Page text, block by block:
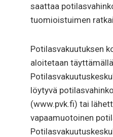
saattaa
tuomioistuimen
Potilasvakuutuksen
aloitetaan täyttämällä
löytyvä
(www.pvk.fi) tai
vapaamuotoinen